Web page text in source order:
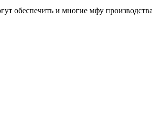
обеспечить и многие мфу